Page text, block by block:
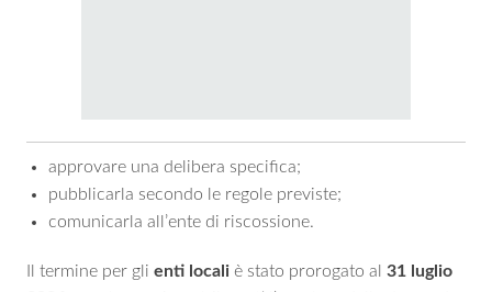
approvare una delibera specifica;
pubblicarla secondo le regole previste;
comunicarla all’ente di riscossione.
Il termine per gli enti locali è stato prorogato al 31 luglio